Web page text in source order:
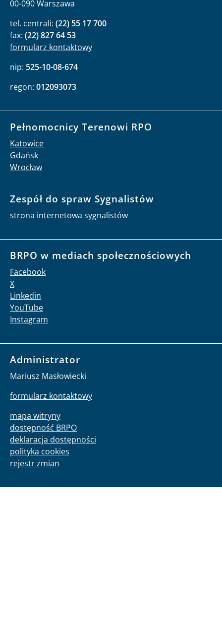
00-090 Warszawa
tel. centrali: (22) 55 17 700
fax: (22) 827 64 53
formularz kontaktowy
nip: 525-10-08-674
regon: 012093073
Pełnomocnicy Terenowi RPO
Katowice
Gdańsk
Wrocław
Zespół do spraw Sygnalistów
strona internetowa sygnalistów
BRPO w mediach społecznościowych
Facebook
X
Linkedin
YouTube
Instagram
Administrator
Mariusz Masłowiecki
formularz kontaktowy
mapa witryny
dostępność BRPO
deklaracja dostępności
polityka cookies
rejestr zmian